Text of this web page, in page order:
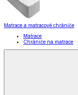
Matrace a matracové chrániče
Matrace
Chrániče na matrace